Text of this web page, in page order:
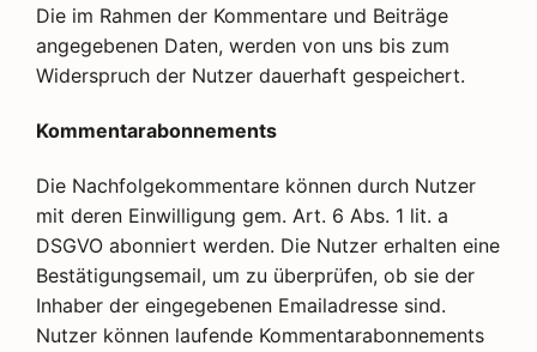
Die im Rahmen der Kommentare und Beiträge
angegebenen Daten, werden von uns bis zum
Widerspruch der Nutzer dauerhaft gespeichert.
Kommentarabonnements
Die Nachfolgekommentare können durch Nutzer
mit deren Einwilligung gem. Art. 6 Abs. 1 lit. a
DSGVO abonniert werden. Die Nutzer erhalten eine
Bestätigungsemail, um zu überprüfen, ob sie der
Inhaber der eingegebenen Emailadresse sind.
Nutzer können laufende Kommentarabonnements